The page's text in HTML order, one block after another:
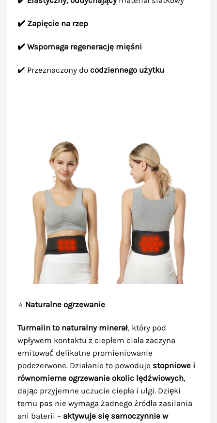
✔️ Zapięcie na rzep
✔️ Wspomaga regenerację mięśni
✔️ Przeznaczony do codziennego użytku
⭐ Naturalne ogrzewanie
Turmalin to naturalny minerał, który pod
wpływem kontaktu z ciepłem ciała zaczyna
emitować delikatne promieniowanie
podczerwone. Działanie to powoduje stopniowe i
równomierne ogrzewanie okolic lędźwiowych,
dając przyjemne uczucie ciepła i ulgi. Dzięki
temu pas nie wymaga żadnego źródła zasilania
ani baterii – aktywuje się samoczynnie w